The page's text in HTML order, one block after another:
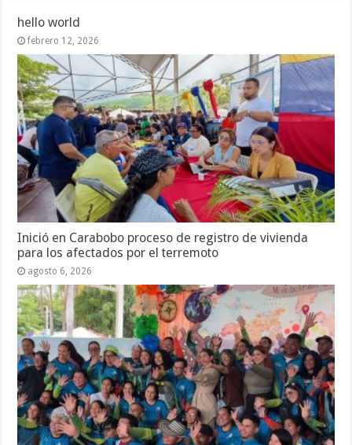
hello world
febrero 12, 2026
Inició en Carabobo proceso de registro de vivienda
para los afectados por el terremoto
agosto 6, 2026